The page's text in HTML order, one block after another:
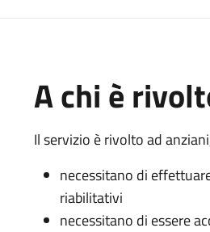
A chi è
Il servizio è rivolto ad
necessitano di
riabilitativi
necessitano di essere